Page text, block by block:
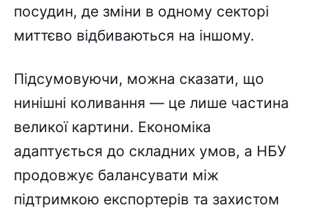
посудин, де зміни в одному секторі
миттєво відбиваються на іншому.
Підсумовуючи, можна сказати, що
нинішні коливання — це лише частина
великої картини. Економіка
адаптується до складних умов, а НБУ
продовжує балансувати між
підтримкою експортерів та захистом